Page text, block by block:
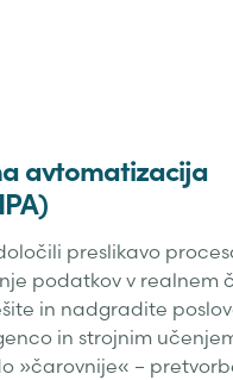
avtomatizacija
preslikavo
podatkov v realnem
in nadgradite
in strojnim
»čarovnije« –